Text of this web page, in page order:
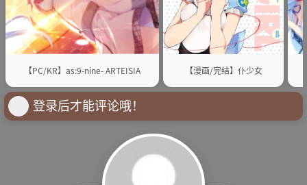
【PC/KR】as:9-nine- ARTEISIA 【漫画/完结】仆少女
登录后才能评论哦！